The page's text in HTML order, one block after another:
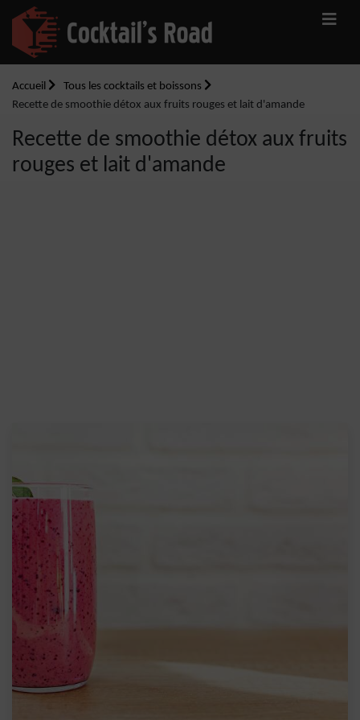
Accueil
Tous les cocktails et boissons
Recette de smoothie détox aux fruits rouges et lait d'amande
Recette de smoothie détox aux fruits
rouges et lait d'amande